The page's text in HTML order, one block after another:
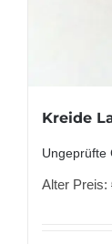
Kreide
Ungeprüfte
Alter Preis: